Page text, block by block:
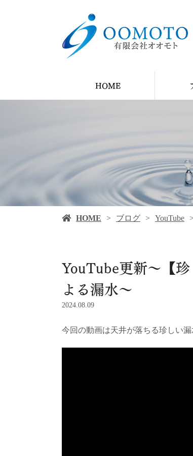
HOME
HOME ブログ YouTube
YouTube更新～【
よる漏水～
2024.08.09
今回の動画は天井が落ちる珍しい漏